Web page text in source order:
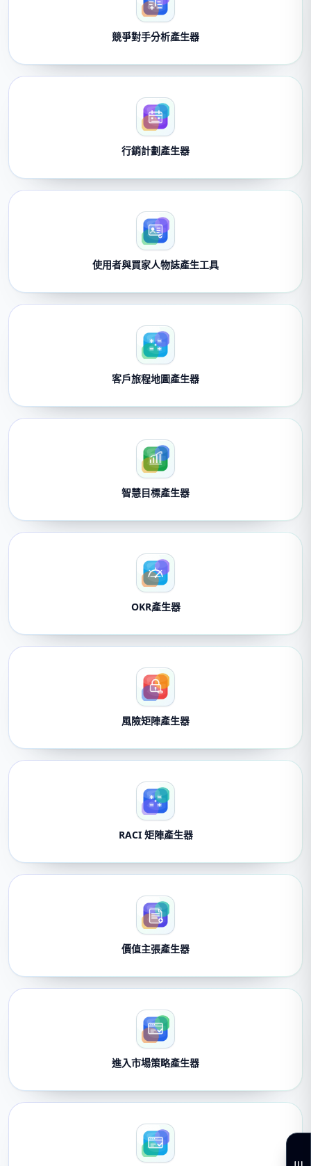
競爭對手分析產生器
行銷計劃產生器
使用者與買家人物誌產生工具
客戶旅程地圖產生器
智慧目標產生器
OKR產生器
風險矩陣產生器
RACI 矩陣產生器
價值主張產生器
進入市場策略產生器